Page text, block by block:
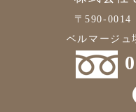
〒590-0014
ベルマージュ